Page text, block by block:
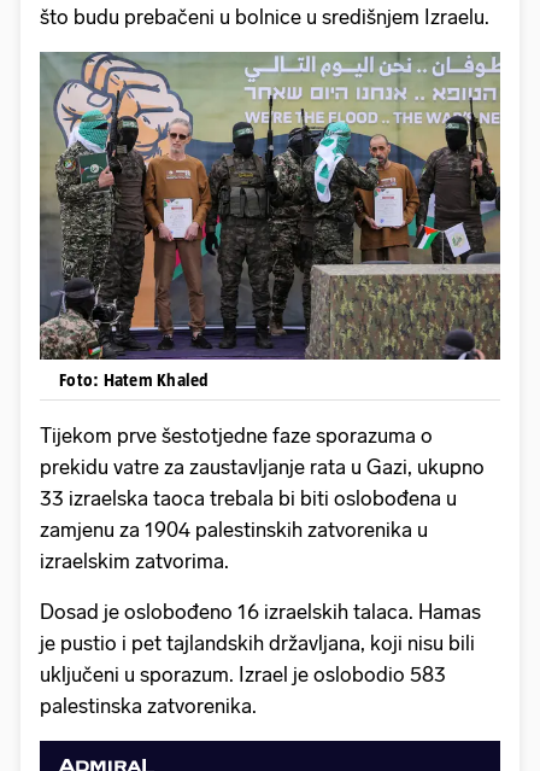
što budu prebačeni u bolnice u središnjem Izraelu.
Foto: Hatem Khaled
Tijekom prve šestotjedne faze sporazuma o
prekidu vatre za zaustavljanje rata u Gazi, ukupno
33 izraelska taoca trebala bi biti oslobođena u
zamjenu za 1904 palestinskih zatvorenika u
izraelskim zatvorima.
Dosad je oslobođeno 16 izraelskih talaca. Hamas
je pustio i pet tajlandskih državljana, koji nisu bili
uključeni u sporazum. Izrael je oslobodio 583
palestinska zatvorenika.